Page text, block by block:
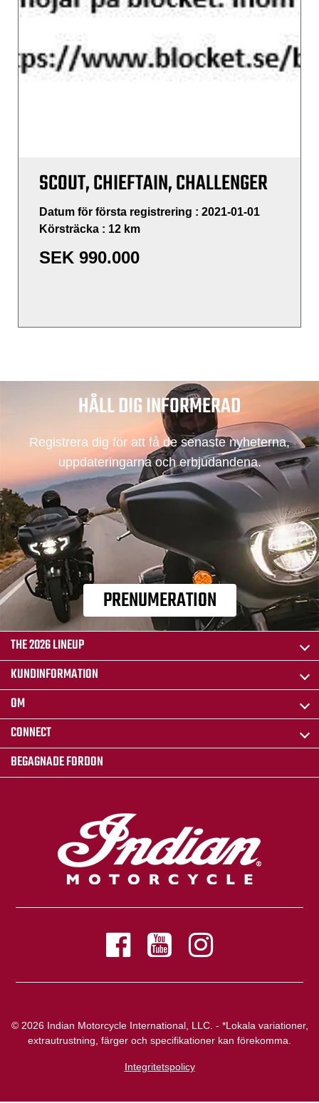
SCOUT, CHIEFTAIN, CHALLENGER
Datum för första registrering : 2021-01-01
Körsträcka : 12 km
SEK 990.000
HÅLL DIG INFORMERAD
Registrera dig för att få de senaste nyheterna,
uppdateringarna och erbjudandena.
PRENUMERATION
THE 2026 LINEUP
KUNDINFORMATION
OM
CONNECT
BEGAGNADE FORDON
© 2026 Indian Motorcycle International, LLC. - *Lokala variationer,
extrautrustning, färger och specifikationer kan förekomma.
Integritetspolicy